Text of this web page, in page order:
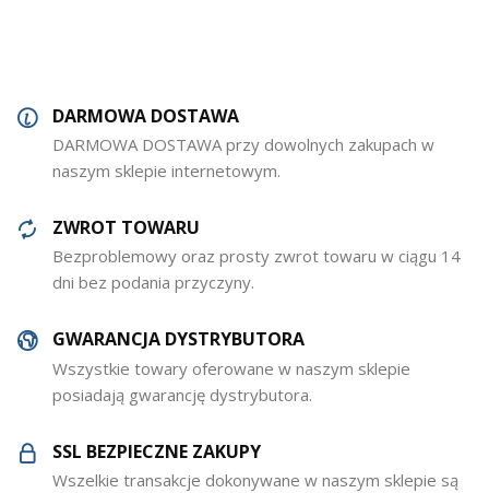
DARMOWA DOSTAWA
DARMOWA DOSTAWA przy dowolnych zakupach w
naszym sklepie internetowym.
ZWROT TOWARU
Bezproblemowy oraz prosty zwrot towaru w ciągu 14
dni bez podania przyczyny.
GWARANCJA DYSTRYBUTORA
Wszystkie towary oferowane w naszym sklepie
posiadają gwarancję dystrybutora.
SSL BEZPIECZNE ZAKUPY
Wszelkie transakcje dokonywane w naszym sklepie są